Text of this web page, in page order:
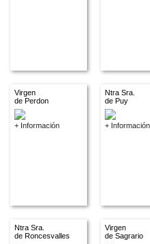
Virgen
de Perdon
+ Información
Ntra Sra.
de Puy
+ Información
Ntra Sra.
de Roncesvalles
Virgen
de Sagrario